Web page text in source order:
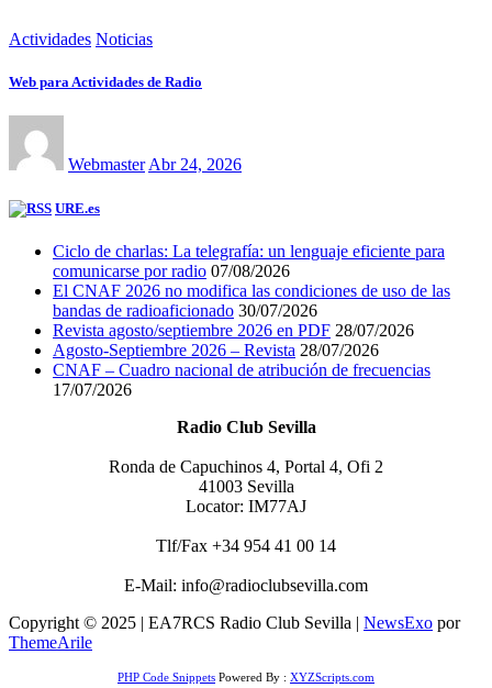
Actividades Noticias
Web para Actividades de Radio
WebmasterAbr 24, 2026
URE.es
Ciclo de charlas: La telegrafía: un lenguaje eficiente para
comunicarse por radio 07/08/2026
El CNAF 2026 no modifica las condiciones de uso de las
bandas de radioaficionado 30/07/2026
Revista agosto/septiembre 2026 en PDF 28/07/2026
Agosto-Septiembre 2026 – Revista 28/07/2026
CNAF – Cuadro nacional de atribución de frecuencias
17/07/2026
Radio Club Sevilla
Ronda de Capuchinos 4, Portal 4, Ofi 2
41003 Sevilla
Locator: IM77AJ
Tlf/Fax +34 954 41 00 14
E-Mail: info@radioclubsevilla.com
Copyright © 2025 | EA7RCS Radio Club Sevilla | NewsExo por
ThemeArile
PHP Code Snippets Powered By : XYZScripts.com